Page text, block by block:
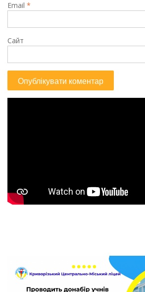
Email *
Сайт